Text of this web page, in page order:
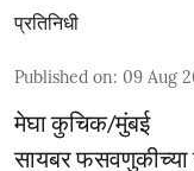
प्रतिनिधी
Published on: 09 Aug
मेघा कुचिक/मुंबई
सायबर फसवणुकीच्या